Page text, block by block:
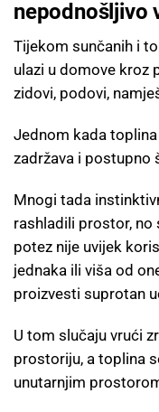
nepodnošljivo
Tijekom sunčanih i
ulazi u domove kroz
zidovi, podovi,
Jednom kada
zadržava i postupno
Mnogi tada
rashladili prostor, no
potez nije uvijek
jednaka ili viša od
proizvesti suprotan
U tom slučaju vrući
prostoriju, a toplina
unutarnjim